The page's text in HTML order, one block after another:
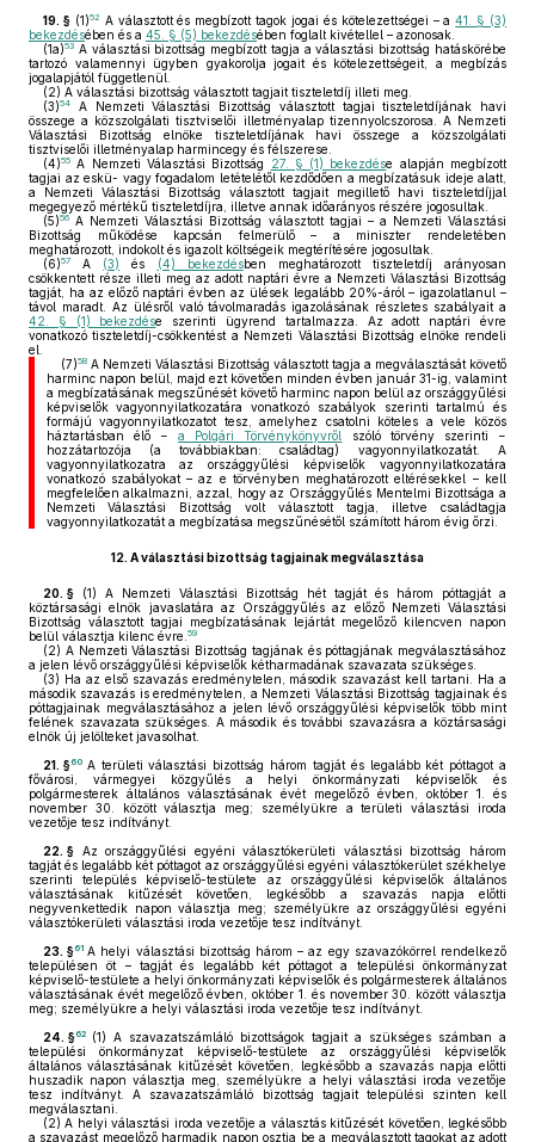
19. § (1)52 A választott és megbízott tagok jogai és kötelezettségei – a41. § (3)
bekezdésében és a 45. § (5) bekezdésében foglalt kivétellel – azonosak.
(1a)53 A választási bizottság megbízott tagja a választási bizottság hatáskörébe
tartozó valamennyi ügyben gyakorolja jogait és kötelezettségeit, a megbízás
jogalapjától függetlenül.
(2) A választási bizottság választott tagjait tiszteletdíj illeti meg.
(3)54
A Nemzeti Választási Bizottság választott tagjai tiszteletdíjának havi
összege a közszolgálati tisztviselői illetményalap tizennyolcszorosa. A Nemzeti
Választási Bizottság elnöke tiszteletdíjának havi összege a közszolgálati
tisztviselői illetményalap harmincegy és félszerese.
(4)55 A Nemzeti Választási Bizottság 27. § (1) bekezdése alapján megbízott
tagjai az eskü- vagy fogadalom letételétől kezdődően a megbízatásuk ideje alatt,
a Nemzeti Választási Bizottság választott tagjait megillető havi tiszteletdíjjal
megegyező mértékű tiszteletdíjra, illetve annak időarányos részére jogosultak.
(5)56 A Nemzeti Választási Bizottság választott tagjai – a Nemzeti Választási
Bizottság működése kapcsán felmerülő – a miniszter rendeletében
meghatározott, indokolt és igazolt költségeik megtérítésére jogosultak.
(6)57 A (3) és (4) bekezdésben meghatározott tiszteletdíj arányosan
csökkentett része illeti meg az adott naptári évre a Nemzeti Választási Bizottság
tagját, ha az előző naptári évben az ülések legalább 20%-áról – igazolatlanul –
távol maradt. Az ülésről való távolmaradás igazolásának részletes szabályait a
42. § (1) bekezdése szerinti ügyrend tartalmazza. Az adott naptári évre
vonatkozó tiszteletdíj-csökkentést a Nemzeti Választási Bizottság elnöke rendeli
el.
(7)58A Nemzeti Választási Bizottság választott tagja a megválasztását követő
harminc napon belül, majd ezt követően minden évben január 31-ig, valamint
a megbízatásának megszűnését követő harminc napon belül az országgyűlési
képviselők vagyonnyilatkozatára vonatkozó szabályok szerinti tartalmú és
formájú vagyonnyilatkozatot tesz, amelyhez csatolni köteles a vele közös
háztartásban élő − a Polgári Törvénykönyvről
szóló törvény szerinti −
hozzátartozója (a továbbiakban: családtag) vagyonnyilatkozatát. A
vagyonnyilatkozatra az országgyűlési képviselők vagyonnyilatkozatára
vonatkozó szabályokat – az e törvényben meghatározott eltérésekkel – kell
megfelelően alkalmazni, azzal, hogy az Országgyűlés Mentelmi Bizottsága a
Nemzeti Választási Bizottság volt választott tagja, illetve családtagja
vagyonnyilatkozatát a megbízatása megszűnésétől számított három évig őrzi.
12. A választási bizottság tagjainak megválasztása
20. § (1) A Nemzeti Választási Bizottság hét tagját és három póttagját a
köztársasági elnök javaslatára az Országgyűlés az előző Nemzeti Választási
Bizottság választott tagjai megbízatásának lejártát megelőző kilencven napon
belül választja kilenc évre. 59
(2) A Nemzeti Választási Bizottság tagjának és póttagjának megválasztásához
a jelen lévő országgyűlési képviselők kétharmadának szavazata szükséges.
(3) Ha az első szavazás eredménytelen, második szavazást kell tartani. Ha a
második szavazás is eredménytelen, a Nemzeti Választási Bizottság tagjainak és
póttagjainak megválasztásához a jelen lévő országgyűlési képviselők több mint
felének szavazata szükséges. A második és további szavazásra a köztársasági
elnök új jelölteket javasolhat.
21. §60 A területi választási bizottság három tagját és legalább két póttagot a
fővárosi, vármegyei közgyűlés a helyi önkormányzati képviselők és
polgármesterek általános választásának évét megelőző évben, október 1. és
november 30. között választja meg; személyükre a területi választási iroda
vezetője tesz indítványt.
22. § Az országgyűlési egyéni választókerületi választási bizottság három
tagját és legalább két póttagot az országgyűlési egyéni választókerület székhelye
szerinti település képviselő-testülete az országgyűlési képviselők általános
választásának kitűzését követően, legkésőbb a szavazás napja előtti
negyvenkettedik napon választja meg; személyükre az országgyűlési egyéni
választókerületi választási iroda vezetője tesz indítványt.
23. §61 A helyi választási bizottság három – az egy szavazókörrel rendelkező
településen öt – tagját és legalább két póttagot a települési önkormányzat
képviselő-testülete a helyi önkormányzati képviselők és polgármesterek általános
választásának évét megelőző évben, október 1. és november 30. között választja
meg; személyükre a helyi választási iroda vezetője tesz indítványt.
24. §62 (1) A szavazatszámláló bizottságok tagjait a szükséges számban a
települési önkormányzat képviselő-testülete az országgyűlési képviselők
általános választásának kitűzését követően, legkésőbb a szavazás napja előtti
huszadik napon választja meg, személyükre a helyi választási iroda vezetője
tesz indítványt. A szavazatszámláló bizottság tagjait települési szinten kell
megválasztani.
(2) A helyi választási iroda vezetője a választás kitűzését követően, legkésőbb
a szavazást megelőző harmadik napon osztja be a megválasztott tagokat az adott